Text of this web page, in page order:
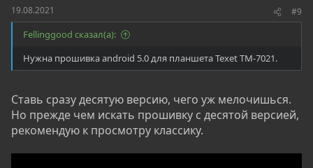
19.08.2021
#9
Fellinggood сказал(а):
Нужна прошивка android 5.0 для планшета Texet TM-7021.
Ставь сразу десятую версию, чего уж мелочишься.
Но прежде чем искать прошивку с десятой версией,
рекомендую к просмотру классику.